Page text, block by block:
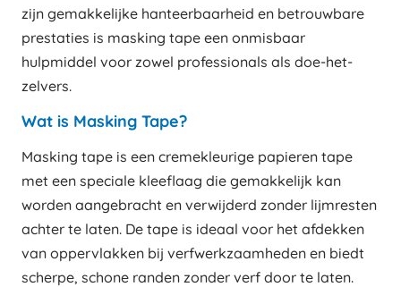
zijn gemakkelijke hanteerbaarheid en betrouwbare
prestaties is masking tape een onmisbaar
hulpmiddel voor zowel professionals als doe-het-
zelvers.
Wat is Masking Tape?
Masking tape is een cremekleurige papieren tape
met een speciale kleeflaag die gemakkelijk kan
worden aangebracht en verwijderd zonder lijmresten
achter te laten. De tape is ideaal voor het afdekken
van oppervlakken bij verfwerkzaamheden en biedt
scherpe, schone randen zonder verf door te laten.